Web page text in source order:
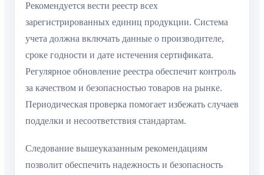
Рекомендуется вести реестр всех
зарегистрированных единиц продукции. Система
учета должна включать данные о производителе,
сроке годности и дате истечения сертификата.
Регулярное обновление реестра обеспечит контроль
за качеством и безопасностью товаров на рынке.
Периодическая проверка помогает избежать случаев
подделки и несоответствия стандартам.
Следование вышеуказанным рекомендациям
позволит обеспечить надежность и безопасность